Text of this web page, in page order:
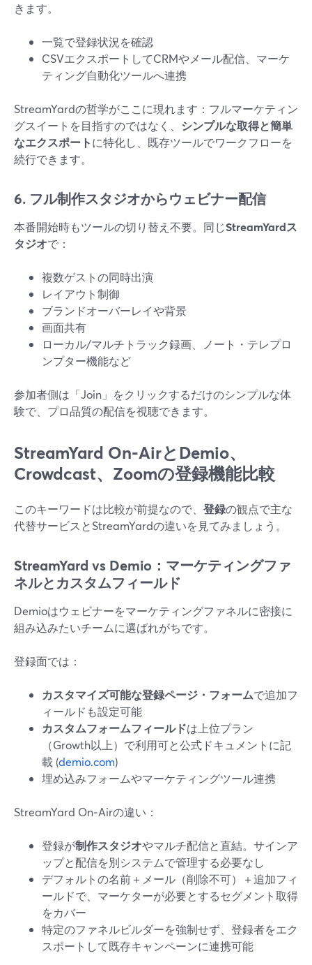
きます。
一覧で登録状況を確認
CSVエクスポートしてCRMやメール配信、マーケ
ティング自動化ツールへ連携
StreamYardの哲学がここに現れます：フルマーケティン
グスイートを目指すのではなく、 シンプルな取得と簡単
なエクスポートに特化し、既存ツールでワークフローを
続行できます。
6. フル制作スタジオからウェビナー配信
本番開始時もツールの切り替え不要。同じStreamYardス
タジオで：
複数ゲストの同時出演
レイアウト制御
ブランドオーバーレイや背景
画面共有
ローカル/マルチトラック録画、ノート・テレプロ
ンプター機能など
参加者側は「Join」をクリックするだけのシンプルな体
験で、プロ品質の配信を視聴できます。
StreamYard On‑AirとDemio、
Crowdcast、Zoomの登録機能比較
このキーワードは比較が前提なので、 登録の観点で主な
代替サービスとStreamYardの違いを見てみましょう。
StreamYard vs Demio：マーケティングファ
ネルとカスタムフィールド
Demioはウェビナーをマーケティングファネルに密接に
組み込みたいチームに選ばれがちです。
登録面では：
カスタマイズ可能な登録ページ・フォームで追加フ
ィールドも設定可能
カスタムフォームフィールドは上位プラン
（Growth以上）で利用可と公式ドキュメントに記
載 (demio.com)
埋め込みフォームやマーケティングツール連携
StreamYard On‑Airの違い：
登録が制作スタジオやマルチ配信と直結。サインア
ップと配信を別システムで管理する必要なし
デフォルトの名前＋メール（削除不可）＋追加フィ
ールドで、マーケターが必要とするセグメント取得
をカバー
特定のファネルビルダーを強制せず、登録者をエク
スポートして既存キャンペーンに連携可能